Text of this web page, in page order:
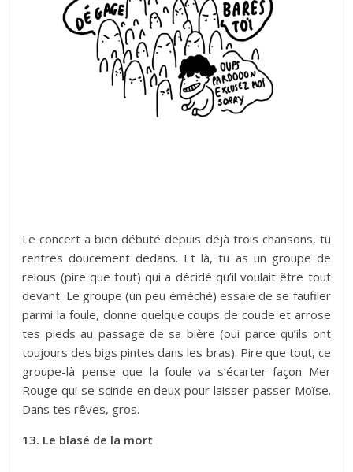
Le concert a bien débuté depuis déjà trois chansons, tu
rentres doucement dedans. Et là, tu as un groupe de
relous (pire que tout) qui a décidé qu’il voulait être tout
devant. Le groupe (un peu éméché) essaie de se faufiler
parmi la foule, donne quelque coups de coude et arrose
tes pieds au passage de sa bière (oui parce qu’ils ont
toujours des bigs pintes dans les bras). Pire que tout, ce
groupe-là pense que la foule va s’écarter façon Mer
Rouge qui se scinde en deux pour laisser passer Moïse.
Dans tes rêves, gros.
13. Le blasé de la mort